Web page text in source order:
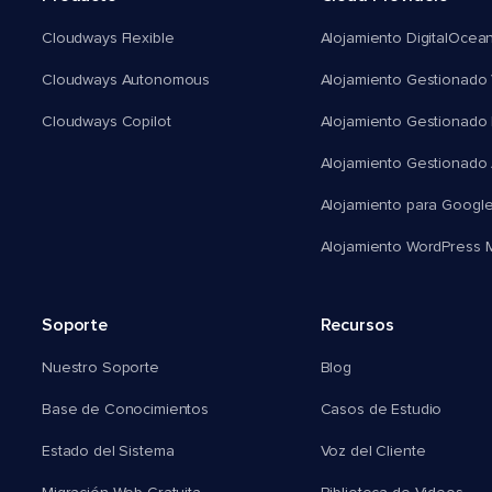
Cloudways Flexible
Cloudways Autonomous
Cloudways Copilot
Alojamiento
Alojamiento Gestionado
Alojamiento Gestionado
Alojamiento Gestionado
Alojamiento para
Alojamiento WordPress
Soporte
Nuestro Soporte
Base de Conocimientos
Estado del Sistema
Recursos
Blog
Casos de Estudio
Voz del Cliente